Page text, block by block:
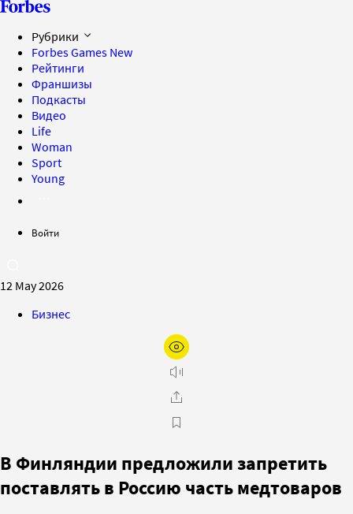
Рубрики
Forbes Games New
Рейтинги
Франшизы
Подкасты
Видео
Life
Woman
Sport
Young
Войти
12 May 2026
Бизнес
В Финляндии предложили запретить
поставлять в Россию часть медтоваров